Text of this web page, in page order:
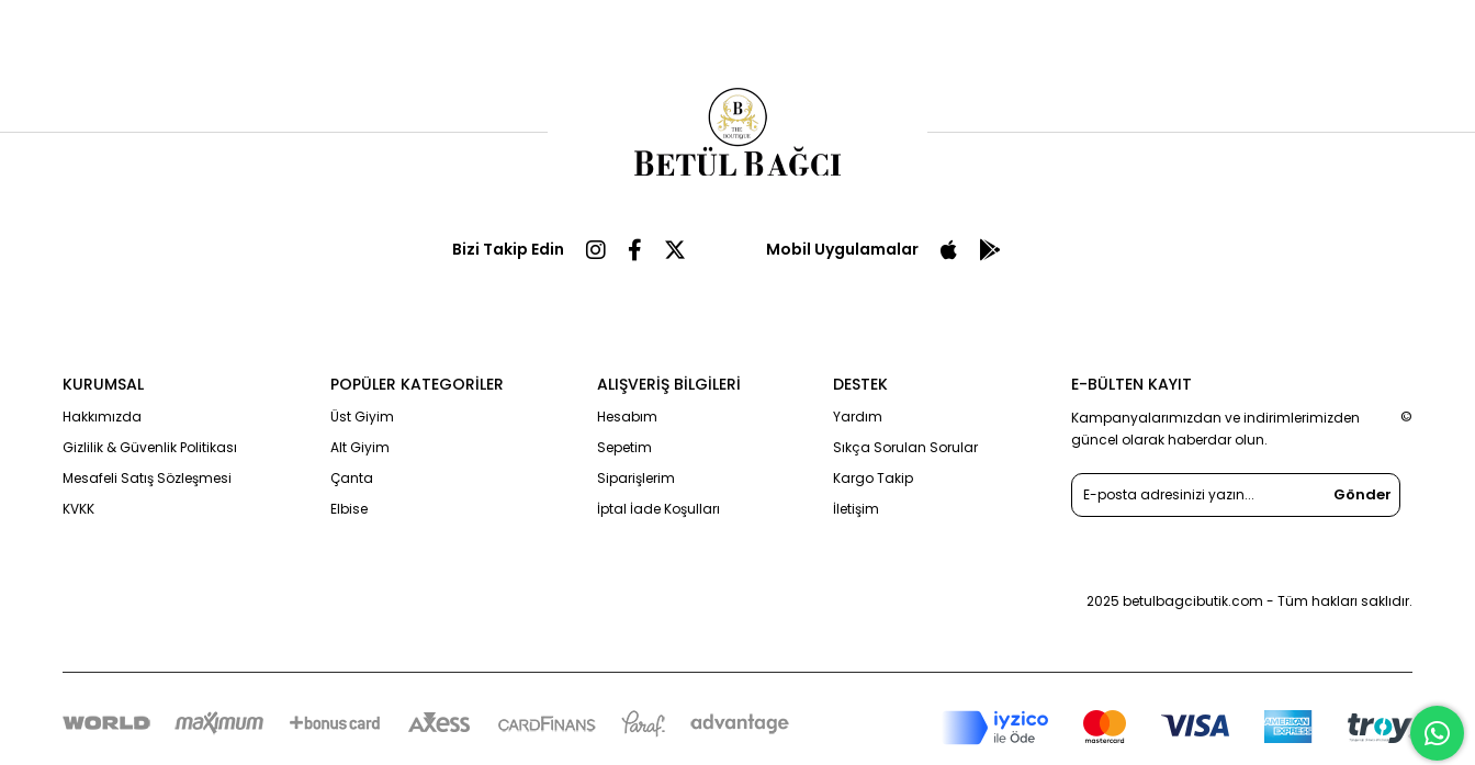
Bizi Takip Edin Mobil Uygulamalar
KURUMSAL
Hakkımızda
Gizlilik & Güvenlik Politikası
Mesafeli Satış Sözleşmesi
KVKK
POPÜLER KATEGORİLER
Üst Giyim
Alt Giyim
Çanta
Elbise
ALIŞVERİŞ BİLGİLERİ
Hesabım
Sepetim
Siparişlerim
İptal İade Koşulları
DESTEK
Yardım
Sıkça Sorulan Sorular
Kargo Takip
İletişim
E-BÜLTEN KAYIT
Kampanyalarımızdan ve indirimlerimizden
güncel olarak haberdar olun.
Gönder
©
2025 betulbagcibutik.com - Tüm hakları saklıdır.